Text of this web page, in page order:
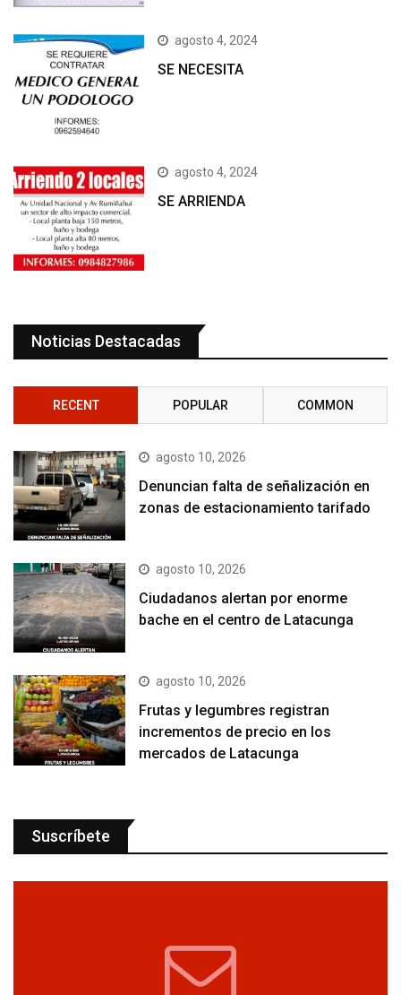
agosto 4, 2024
SE NECESITA
agosto 4, 2024
SE ARRIENDA
Noticias Destacadas
RECENT POPULAR COMMON
agosto 10, 2026
Denuncian falta de señalización en
zonas de estacionamiento tarifado
agosto 10, 2026
Ciudadanos alertan por enorme
bache en el centro de Latacunga
agosto 10, 2026
Frutas y legumbres registran
incrementos de precio en los
mercados de Latacunga
Suscríbete